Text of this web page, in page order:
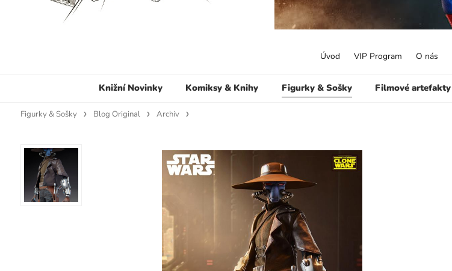
Knižní Novinky Komiksy & Knihy Figurky & Sošky Filmové artefakty
Úvod VIP Program O nás
Figurky & Sošky Blog Original Archiv